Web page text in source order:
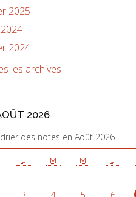
2025
2024
les archives
2026
des notes en Août 2026
L M M J